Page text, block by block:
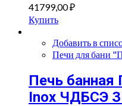
41799,00₽
Купить
Добавить в
Печи для бани
Печь банная
Inox ЧДБСЭ